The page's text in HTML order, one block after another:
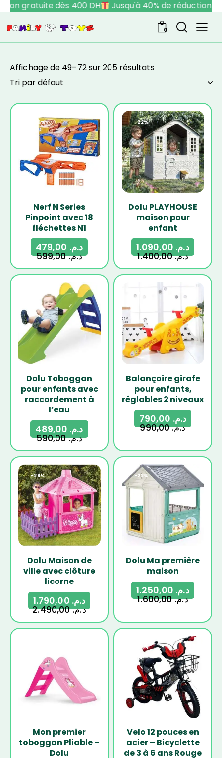
gratuite dès 400 DH Jusqu'à 40% de réduction
0
Affichage de 49–72 sur 205 résultats
-20%
Nerf N Series
Pinpoint avec 18
fléchettes N1
د.م.599,00
د.م.
-22%
Dolu PLAYHOUSE
maison pour
enfant
د.م.1.400,00
د.م.
Dolu Toboggan
pour enfants avec
raccordement à
l’eau
د.م.590,00
د.م.
-20%
Balançoire girafe
pour enfants,
réglables 2 niveaux
د.م.990,00
د.م.
-28%
Dolu Maison de
ville avec clôture
licorne
د.م.2.490,00
د.م.
-22%
Dolu Ma première
maison
د.م.1.600,00
د.م.
Mon premier
toboggan Pliable –
Dolu
-34%
Velo 12 pouces en
acier – Bicyclette
de 3 à 6 ans Rouge